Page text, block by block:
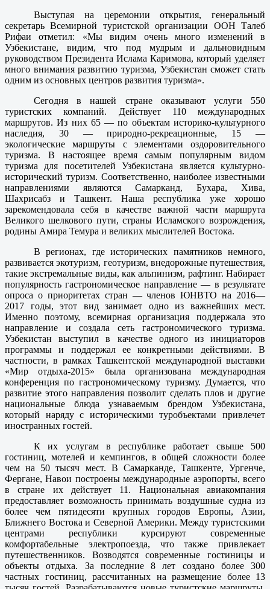
Выступая на церемонии открытия, генеральный
секретарь Всемирной туристской организации ООН Талеб
Рифаи отметил: «Мы видим очень много изменений в
Узбекистане, видим, что под мудрым и дальновидным
руководством Президента Ислама Каримова, который уделяет
много внимания развитию туризма, Узбекистан сможет стать
одним из основных центров развития туризма».
Сегодня в нашей стране оказывают услуги 550
туристских компаний. Действует 110 международных
маршрутов. Из них 65 — по объектам историко-культурного
наследия, 30 — природно-рекреационные, 15 —
экологические маршруты с элементами оздоровительного
туризма. В настоящее время самым популярным видом
туризма для посетителей Узбекистана является культурно-
исторический туризм. Соответственно, наиболее известными
направлениями являются Самарканд, Бухара, Хива,
Шахрисабз и Ташкент. Наша республика уже хорошо
зарекомендовала себя в качестве важной части маршрута
Великого шелкового пути, страны Исламского возрождения,
родины Амира Темура и великих мыслителей Востока.
В регионах, где исторических памятников немного,
развивается экотуризм, геотуризм, внедорожные путешествия,
такие экстремальные виды, как альпинизм, рафтинг. Набирает
популярность гастрономическое направление — в результате
опроса о приоритетах стран — членов ЮНВТО на 2016—
2017 годы, этот вид занимает одно из важнейших мест.
Именно поэтому, всемирная организация поддержала это
направление и создала сеть гастрономического туризма.
Узбекистан выступил в качестве одного из инициаторов
программы и поддержал ее конкретными действиями. В
частности, в рамках Ташкентской международной выставки
«Мир отдыха-2015» была организована международная
конференция по гастрономическому туризму. Думается, что
развитие этого направления позволит сделать плов и другие
национальные блюда узнаваемым брендом Узбекистана,
который наряду с историческими туробъектами привлечет
иностранных гостей.
К их услугам в республике работает свыше 500
гостиниц, мотелей и кемпингов, в общей сложности более
чем на 50 тысяч мест. В Самарканде, Ташкенте, Ургенче,
Фергане, Навои построены международные аэропорты, всего
в стране их действует 11. Национальная авиакомпания
предоставляет возможность принимать воздушные судна из
более чем пятидесяти крупных городов Европы, Азии,
Ближнего Востока и Северной Америки. Между туристскими
центрами республики курсируют современные
комфортабельные электропоезда, что также привлекает
путешественников. Возводятся современные гостиницы и
объекты отдыха. За последние 8 лет создано более 300
частных гостиниц, рассчитанных на размещение более 13